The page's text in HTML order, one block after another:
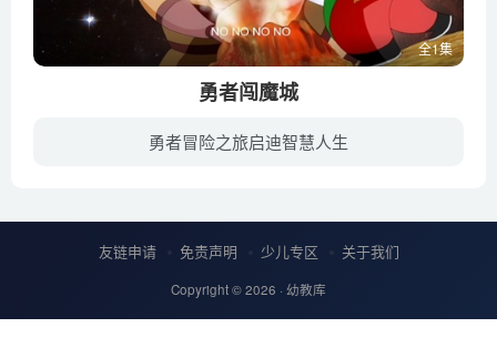
全1集
勇者闯魔城
勇者冒险之旅启迪智慧人生
友链申请 免责声明 少儿专区 关于我们
Copyright © 2026 · 幼教库